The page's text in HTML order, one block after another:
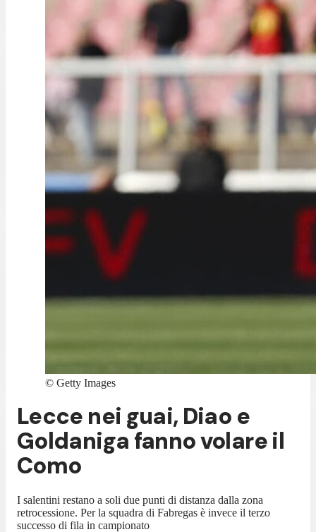
© Getty Images
Lecce nei guai, Diao e
Goldaniga fanno volare il
Como
I salentini restano a soli due punti di distanza dalla zona
retrocessione. Per la squadra di Fabregas è invece il terzo
successo di fila in campionato